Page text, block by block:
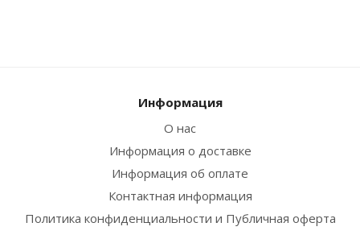
Информация
О нас
Информация о доставке
Информация об оплате
Контактная информация
Политика конфиденциальности и Публичная оферта